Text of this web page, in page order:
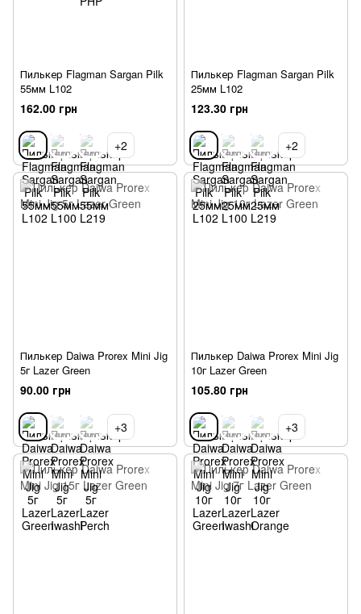
Пилькер Flagman Sargan Pilk
55мм L102
162.00 грн
+2
Пилькер Flagman Sargan Pilk
25мм L102
123.30 грн
+2
Пилькер Daiwa Prorex Mini Jig
5г Lazer Green
90.00 грн
+3
Пилькер Daiwa Prorex Mini Jig
10г Lazer Green
105.80 грн
+3